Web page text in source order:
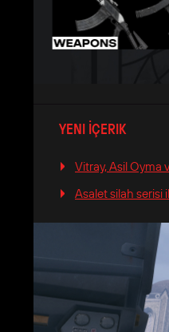
YENI İÇERIK
Vitray, Asil Oyma
Asalet silah serisi